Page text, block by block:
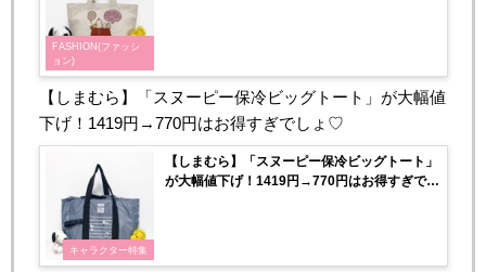
FASHION(ファッシ
ョン)
【しまむら】「スヌーピー保冷ビッグトート」が大幅値
下げ！1419円→770円はお得すぎでしょ♡
キャラクター特集
【しまむら】「スヌーピー保冷ビッグトート」
が大幅値下げ！1419円→770円はお得すぎでし